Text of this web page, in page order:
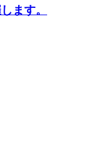
ます。